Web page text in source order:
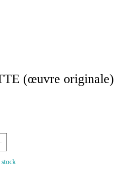
(œuvre originale)